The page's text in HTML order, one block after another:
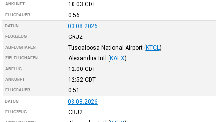
ANKUNFT 10:03 CDT
FLUGDAUER 0:56
DATUM 03.08.2026
FLUGZEUG CRJ2
ABFLUGHAFEN Tuscaloosa National Airport (KTCL )
ZIELFLUGHAFEN Alexandria Intl (KAEX)
ABFLUG 12:00 CDT
ANKUNFT 12:52 CDT
FLUGDAUER 0:51
DATUM 03.08.2026
FLUGZEUG CRJ2